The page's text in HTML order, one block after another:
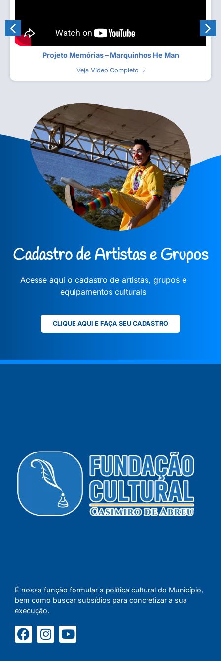
Projeto Memórias – Marquinhos He Man
Veja Vídeo Completo
Cadastro de Artistas e Grupos
Acesse aqui o cadastro de artistas, grupos e
equipamentos culturais
CLIQUE AQUI E FAÇA SEU CADASTRO
É nossa função formular a política cultural do Município,
bem como buscar subsídios para concretizar a sua
execução.